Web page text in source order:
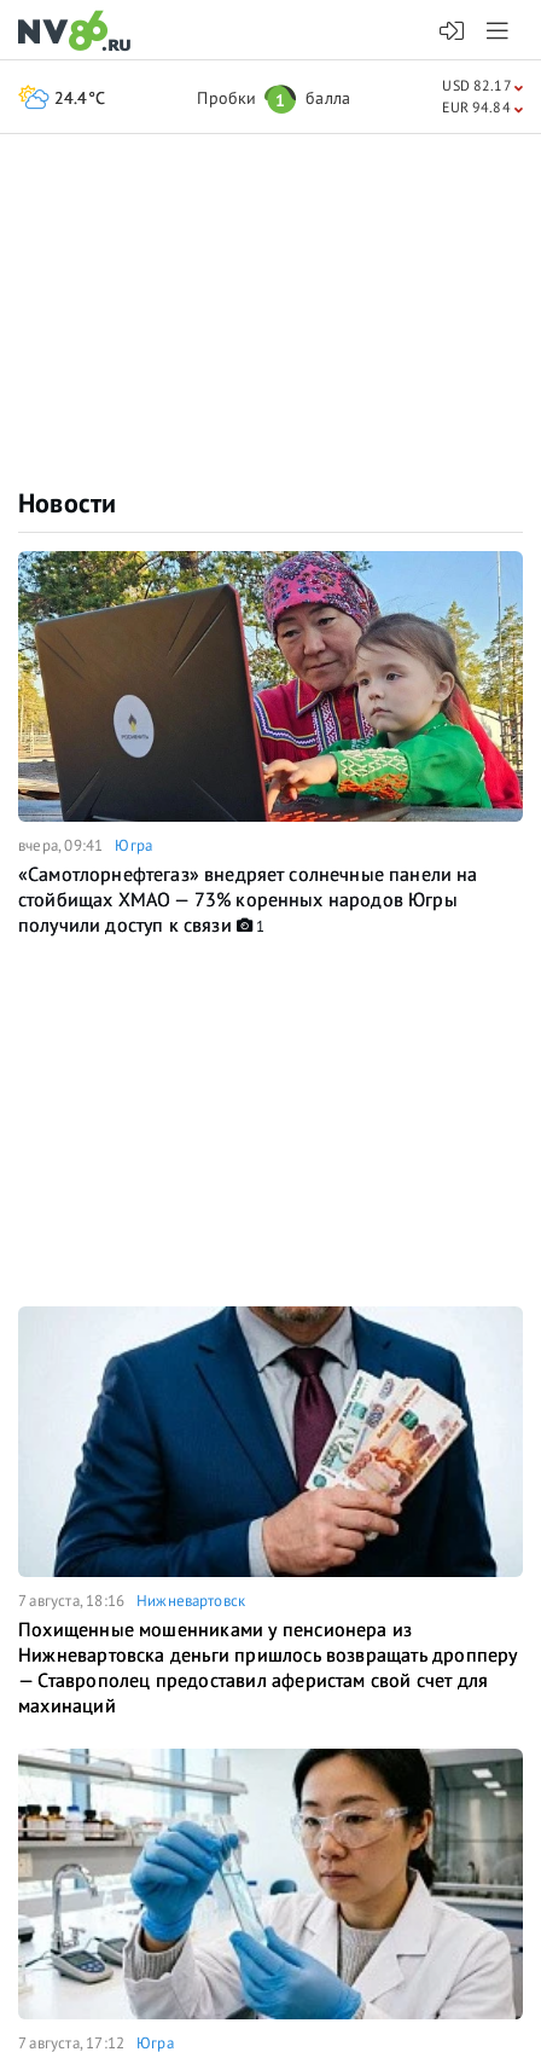
Новости
вчера, 09:41 Югра
«Самотлорнефтегаз» внедряет солнечные панели на
стойбищах ХМАО — 73% коренных народов Югры
получили доступ к связи
1
7 августа, 18:16 Нижневартовск
Похищенные мошенниками у пенсионера из
Нижневартовска деньги пришлось возвращать дропперу
— Ставрополец предоставил аферистам свой счет для
махинаций
7 августа, 17:12 Югра
24.4°C Пробки 1 балла
USD 82.17
EUR 94.84